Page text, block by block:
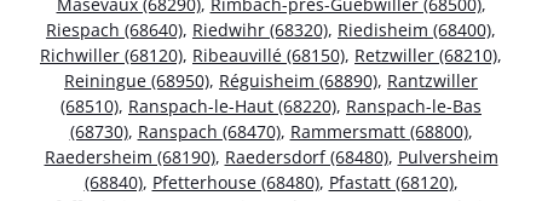
Riespach (68640), Riedwihr (68320), Riedisheim (68400),
Richwiller (68120), Ribeauvillé (68150), Retzwiller (68210),
Reiningue (68950), Réguisheim (68890), Rantzwiller
(68510), Ranspach-le-Haut (68220), Ranspach-le-Bas
(68730), Ranspach (68470), Rammersmatt (68800),
Raedersheim (68190), Raedersdorf (68480), Pulversheim
(68840), Pfetterhouse (68480), Pfastatt (68120),